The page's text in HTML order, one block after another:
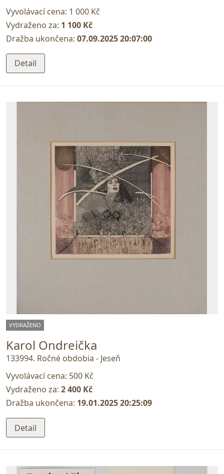
Vyvolávací cena: 1 000 Kč
Vydraženo za: 1 100 Kč
Dražba ukončena: 07.09.2025 20:07:00
Detail
VYDRAŽENO
Karol Ondreička
133994. Ročné obdobia - Jeseň
Vyvolávací cena: 500 Kč
Vydraženo za: 2 400 Kč
Dražba ukončena: 19.01.2025 20:25:09
Detail